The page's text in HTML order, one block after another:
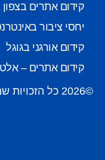
קידום אתרים בצפון
יחסי ציבור
קידום אורגני בגוגל
קידום אתרים –
©2026 כל הזכויות שמורות לאלטלייף קידום אתרים